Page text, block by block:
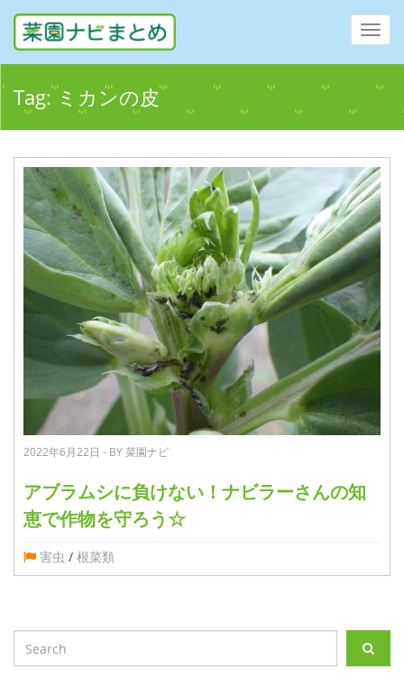
Tag:ミカンの皮
2022年6月22日 - BY 菜園ナビ
アブラムシに負けない！ナビラーさんの知
恵で作物を守ろう☆
害虫 / 根菜類